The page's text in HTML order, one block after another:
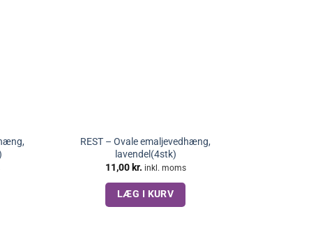
REST – Ovale emaljevedhæng,
lavendel(4stk)
11,00 kr. inkl. moms
LÆG I KURV